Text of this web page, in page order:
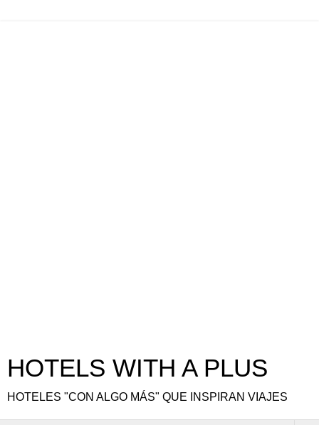
HOTELS WITH A PLUS
HOTELES "CON ALGO MÁS" QUE INSPIRAN VIAJES